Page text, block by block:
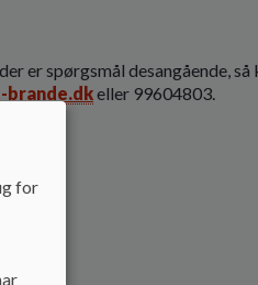
er spørgsmål desangående, så
brande.dkeller 99604803.
for